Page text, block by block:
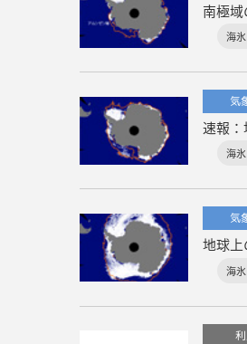
南極
海
気
速報
海
気
地球
海